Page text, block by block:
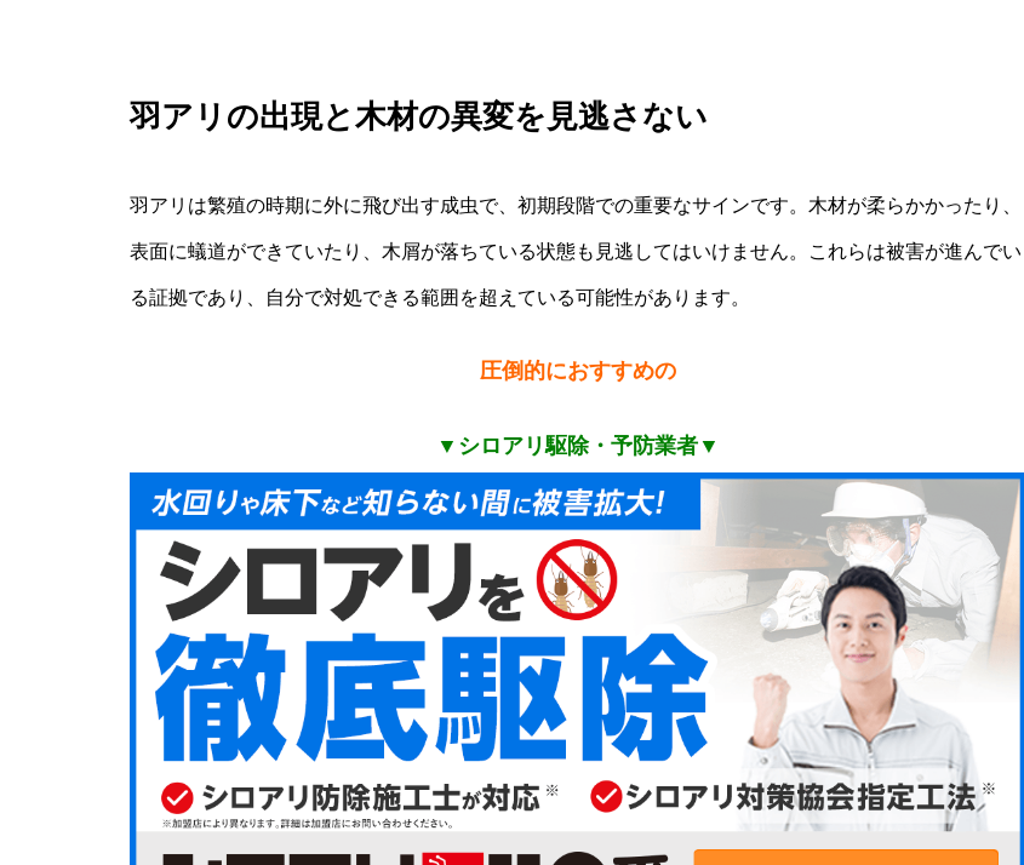
羽アリの出現と木材の異変を見逃さない
羽アリは繁殖の時期に外に飛び出す成虫で、初期段階での重要なサインです。木材が柔らかかったり、
表面に蟻道ができていたり、木屑が落ちている状態も見逃してはいけません。これらは被害が進んでい
る証拠であり、自分で対処できる範囲を超えている可能性があります。
圧倒的におすすめの
▼シロアリ駆除・予防業者▼